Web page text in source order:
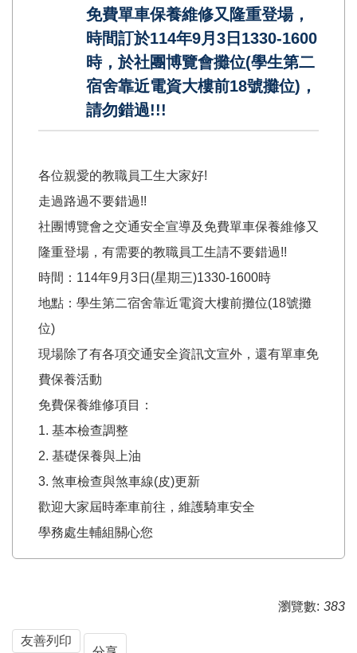
免費單車保養維修又隆重登場，
時間訂於114年9月3日1330-1600
時，於社團博覽會攤位(學生第二
宿舍靠近電資大樓前18號攤位)，
請勿錯過!!!
各位親愛的教職員工生大家好!
走過路過不要錯過!!
社團博覽會之交通安全宣導及免費單車保養維修又
隆重登場，有需要的教職員工生請不要錯過!!
時間：114年9月3日(星期三)1330-1600時
地點：學生第二宿舍靠近電資大樓前攤位(18號攤
位)
現場除了有各項交通安全資訊文宣外，還有單車免
費保養活動
免費保養維修項目：
1. 基本檢查調整
2. 基礎保養與上油
3. 煞車檢查與煞車線(皮)更新
歡迎大家屆時牽車前往，維護騎車安全
學務處生輔組關心您
瀏覽數: 383
友善列印